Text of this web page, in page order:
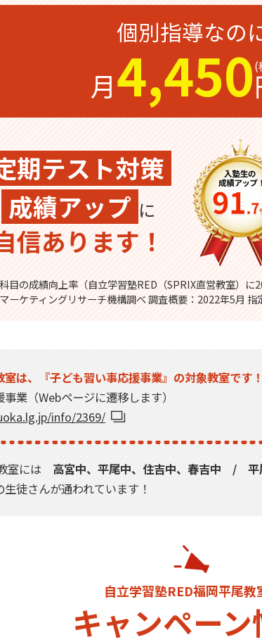
個別指導なの
月4,450
期テスト対策
成績アップ に
信あります！
目の成績向上率（自立学習塾RED（SPRIX直営教室）に
ーケティングリサーチ機構調べ 調査概要：2022年5月 指
は、『子ども習い事応援事業』の対象教室です！
業（Webページに遷移します）
info/2369/
室には 高宮中、平尾中、住吉中、春吉中 / 平
徒さんが通われています！
自立学習塾RED福岡平尾教
キャンペーン